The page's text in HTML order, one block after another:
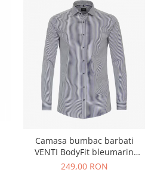
Camasa bumbac barbati
VENTI BodyFit bleumarin
dungulite
249,00 RON